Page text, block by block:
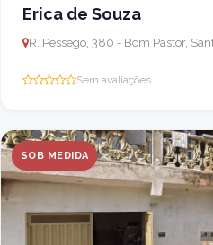
Erica de Souza
Sem avaliações
SOB MEDIDA